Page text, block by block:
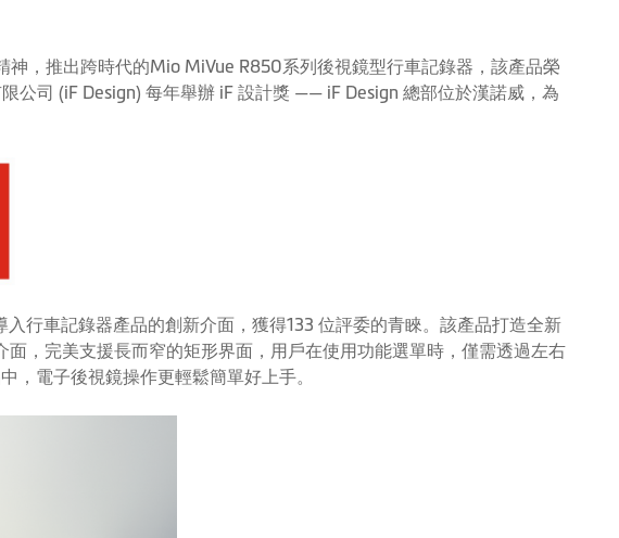
，推出跨時代的Mio MiVue R850系列後視鏡型行車記錄器，該產品榮
公司 (iF Design) 每年舉辦 iF 設計獎 —— iF Design 總部位於漢諾威，為
行車記錄器產品的創新介面，獲得133 位評委的青睞。該產品打造全新
，完美支援長而窄的矩形界面，用戶在使用功能選單時，僅需透過左右
，電子後視鏡操作更輕鬆簡單好上手。